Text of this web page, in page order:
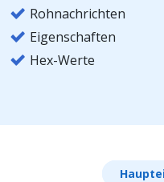
Rohnachrichten
Eigenschaften
Hex-Werte